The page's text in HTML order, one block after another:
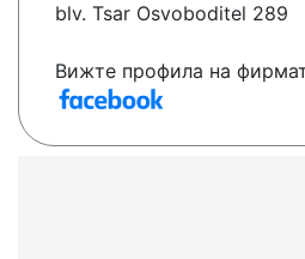
blv. Tsar Osvoboditel 289
Вижте профила на